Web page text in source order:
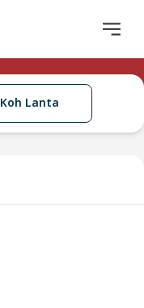
Koh Lanta